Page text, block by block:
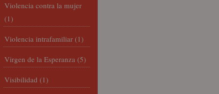
Violencia contra la mujer
(1)
Violencia intrafamiliar (1)
Virgen de la Esperanza (5)
Visibilidad (1)